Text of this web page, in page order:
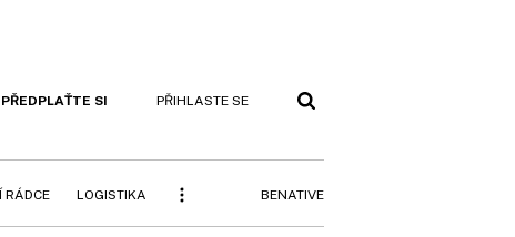
PŘEDPLAŤTE SI PŘIHLASTE SE
RÁDCE LOGISTIKA BENATIVE